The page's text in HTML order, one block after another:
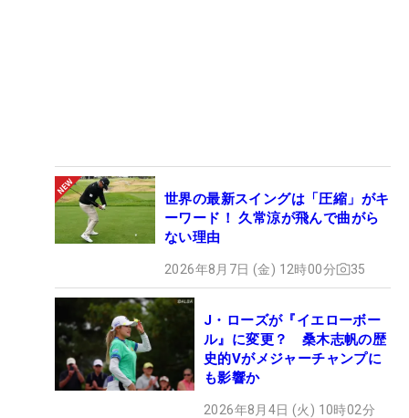
世界の最新スイングは「圧縮」がキ
ーワード！ 久常涼が飛んで曲がら
ない理由
2026年8月7日 (金) 12時00分 35
J・ローズが『イエローボー
ル』に変更？ 桑木志帆の歴
史的Vがメジャーチャンプに
も影響か
2026年8月4日 (火) 10時02分